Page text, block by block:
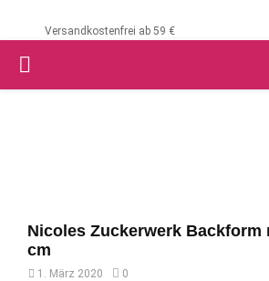
Versandkostenfrei ab 59 €
PRIMARY
Nicoles Zuckerwerk Backform
cm
1. März 2020 0